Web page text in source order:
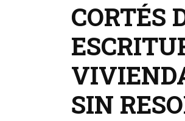
CORTÉS
SIN